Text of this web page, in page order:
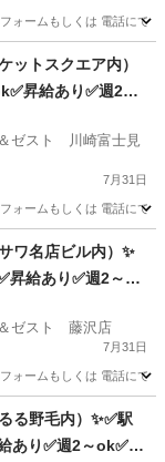
ームもしくは 電話にて
ットスクエア内）
昇給あり✅週2～
ゼスト 川崎富士見
7月31日
ームもしくは 電話にて
ワ名店ビル内）✨
昇給あり✅週2～ok
ゼスト 藤沢店
7月31日
ームもしくは 電話にて
る野毛内）✨✅駅
あり✅週2～ok✅扶